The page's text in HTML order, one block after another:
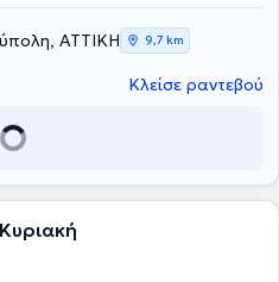
ΑΤΤΙΚΗ 9,7 km
Κλείσε ραντεβού